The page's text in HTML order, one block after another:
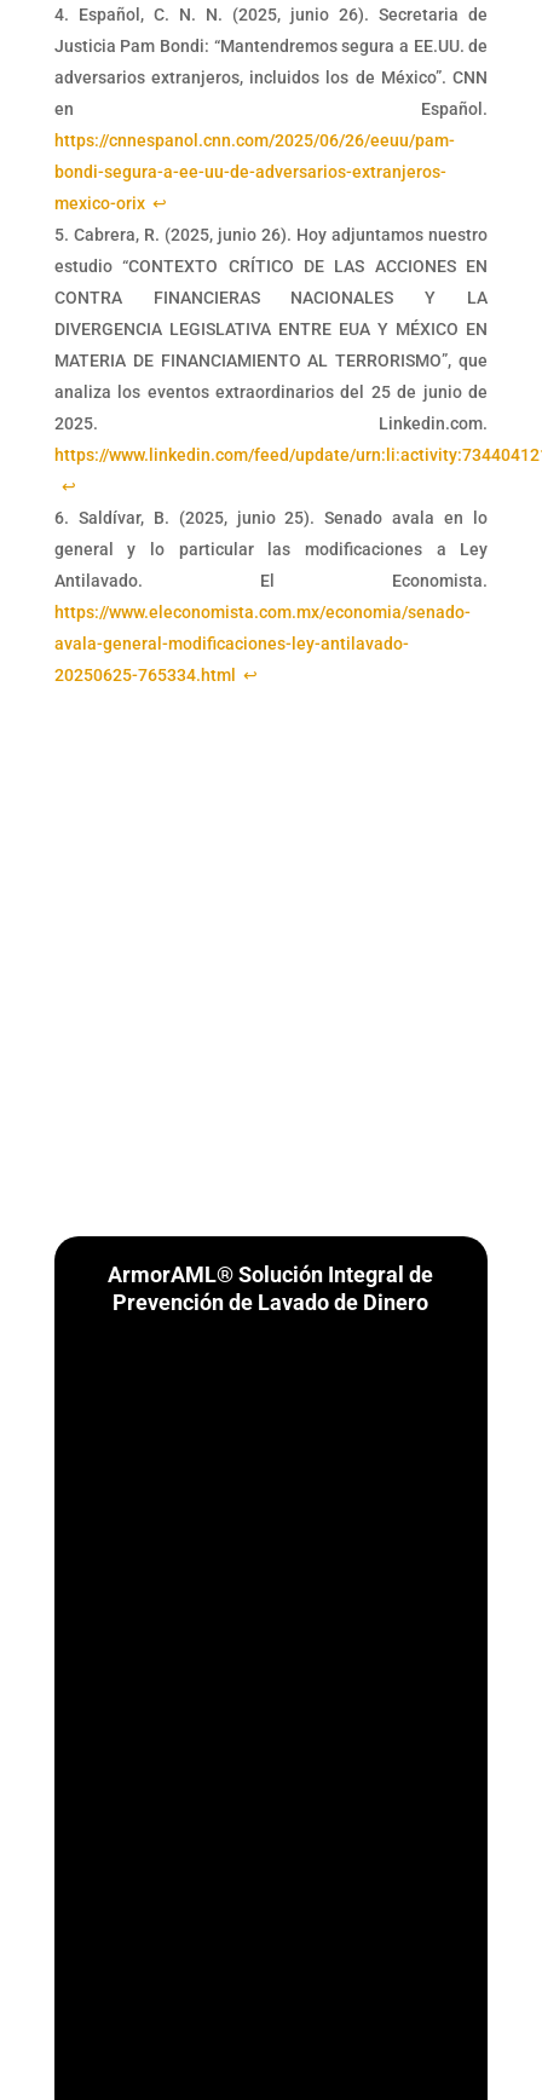
Español, C. N. N. (2025, junio 26). Secretaria de
Justicia Pam Bondi: “Mantendremos segura a EE.UU. de
adversarios extranjeros, incluidos los de México”. CNN
en Español.
https://cnnespanol.cnn.com/2025/06/26/eeuu/pam-
bondi-segura-a-ee-uu-de-adversarios-extranjeros-
mexico-orix ↩︎
Cabrera, R. (2025, junio 26). Hoy adjuntamos nuestro
estudio “CONTEXTO CRÍTICO DE LAS ACCIONES EN
CONTRA FINANCIERAS NACIONALES Y LA
DIVERGENCIA LEGISLATIVA ENTRE EUA Y MÉXICO EN
MATERIA DE FINANCIAMIENTO AL TERRORISMO”, que
analiza los eventos extraordinarios del 25 de junio de
2025. Linkedin.com.
https://www.linkedin.com/feed/update/
↩︎
Saldívar, B. (2025, junio 25). Senado avala en lo
general y lo particular las modificaciones a Ley
Antilavado. El Economista.
https://www.eleconomista.com.mx/economia/senado-
avala-general-modificaciones-ley-antilavado-
20250625-765334.html
↩︎
ArmorAML® Solución Integral de
Prevención de Lavado de Dinero